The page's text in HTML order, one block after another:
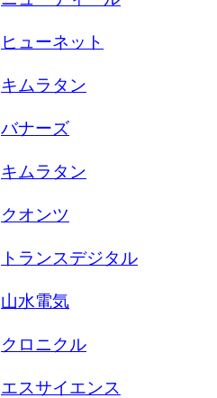
ヒューネット
キムラタン
バナーズ
キムラタン
クオンツ
トランスデジタル
山水電気
クロニクル
エスサイエンス